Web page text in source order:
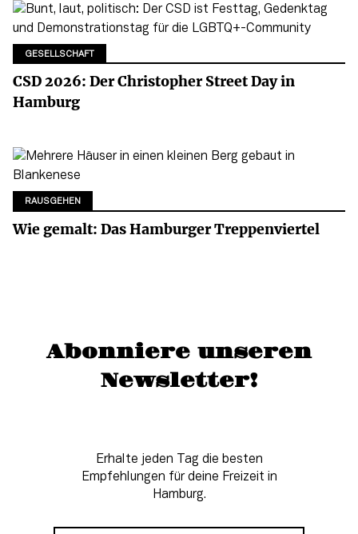
GESELLSCHAFT
CSD 2026: Der Christopher Street Day in
Hamburg
RAUSGEHEN
Wie gemalt: Das Hamburger Treppenviertel
Abonniere unseren
Newsletter!
Erhalte jeden Tag die besten
Empfehlungen für deine Freizeit in
Hamburg.